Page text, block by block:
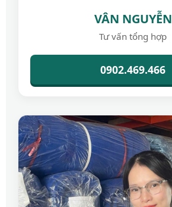
VÂN NGUYỄN
Tư vấn tổng hợp
0902.469.466